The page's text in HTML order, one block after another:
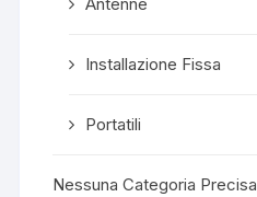
Antenne
Installazione Fissa
Portatili
Nessuna Categoria Precisa